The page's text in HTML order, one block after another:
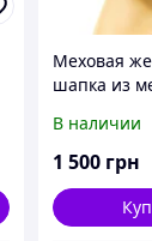
Меховая
шапка из
вязаной
-
В наличии
1 500 грн